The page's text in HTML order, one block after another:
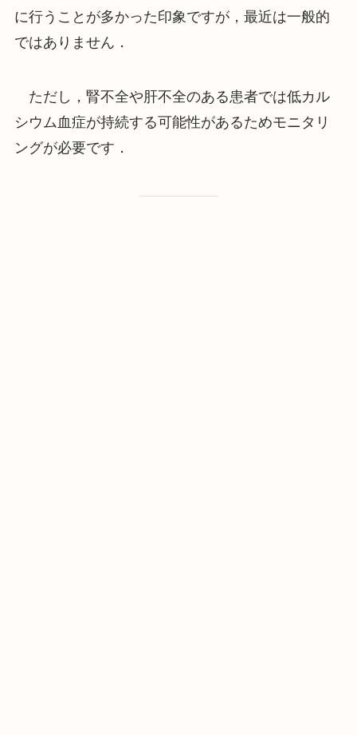
に行うことが多かった印象ですが，最近は一般的
ではありません．
ただし，腎不全や肝不全のある患者では低カル
シウム血症が持続する可能性があるためモニタリ
ングが必要です．